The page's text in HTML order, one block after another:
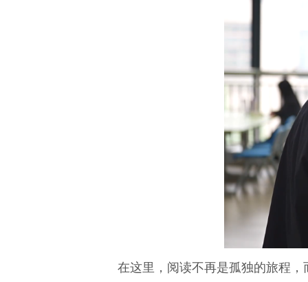
在这里，阅读不再是孤独的旅程